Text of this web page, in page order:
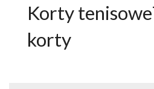
WOLNE POKOJE
ATRAKCJE
Korty
korty